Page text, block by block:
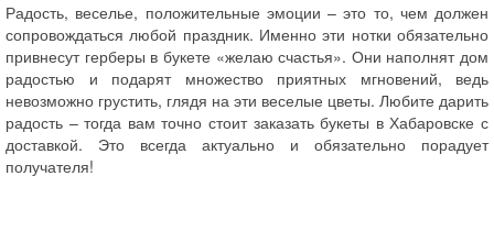
Радость, веселье, положительные эмоции – это то, чем должен
сопровождаться любой праздник. Именно эти нотки обязательно
привнесут герберы в букете «желаю счастья». Они наполнят дом
радостью и подарят множество приятных мгновений, ведь
невозможно грустить, глядя на эти веселые цветы. Любите дарить
радость – тогда вам точно стоит заказать букеты в Хабаровске с
доставкой. Это всегда актуально и обязательно порадует
получателя!